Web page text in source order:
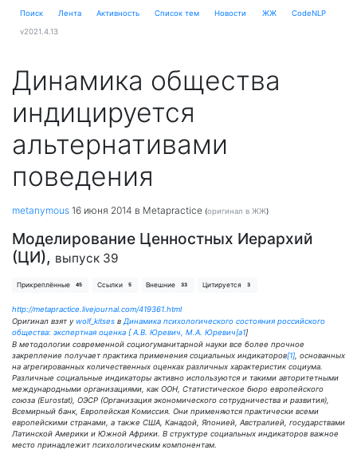
Поиск Лента Активность Cписок тем Новости ЖЖ CodeNLP
v2021.4.13
Динамика общества
индицируется
альтернативами
поведения
metanymous 16 июня 2014 в Metapractice (оригинал в ЖЖ)
Моделирование Ценностных Иерархий
(ЦИ), выпуск 39
Прикреплённые 45 Ссылки 5 Внешние 33 Цитируется 3
http://metapractice.livejournal.com/419361.html
Оригинал взят у wolf_kitses в Динамика психологического состояния российского
общества: экспертная оценка [ А.В. Юревич, М.А. Юревич[a1]
В методологии современной социогуманитарной науки все более прочное
закрепление получает практика применения социальных индикаторов[1] , основанных
на агрегированных количественных оценках различных характеристик социума.
Различные социальные индикаторы активно используются и такими авторитетными
международными организациями, как ООН, Статистическое бюро европейского
союза (Eurostat), ОЭСР (Организация экономического сотрудничества и развития),
Всемирный банк, Европейская Комиссия. Они применяются практически всеми
европейскими странами, а также США, Канадой, Японией, Австралией, государствами
Латинской Америки и Южной Африки. В структуре социальных индикаторов важное
место принадлежит психологическим компонентам.